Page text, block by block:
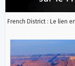
French District : Le lien